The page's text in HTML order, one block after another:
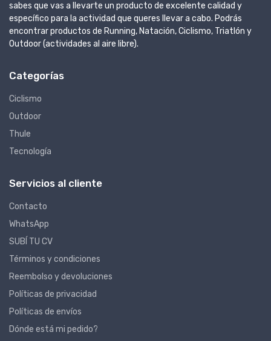
sabes que vas a llevarte un producto de excelente calidad y
específico para la actividad que queres llevar a cabo. Podrás
encontrar productos de Running, Natación, Ciclismo, Triatlón y
Outdoor (actividades al aire libre).
Categorías
Ciclismo
Outdoor
Thule
Tecnología
Servicios al cliente
Contacto
WhatsApp
SUBÍ TU CV
Términos y condiciones
Reembolso y devoluciones
Políticas de privacidad
Políticas de envíos
Dónde está mi pedido?